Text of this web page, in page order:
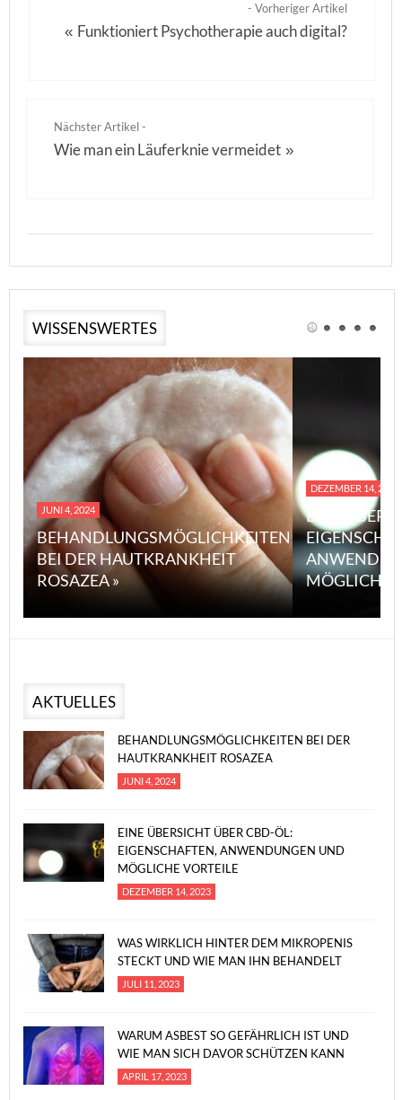
- Vorheriger Artikel
« Funktioniert Psychotherapie auch digital?
Nächster Artikel -
Wie man ein Läuferknie vermeidet »
WISSENSWERTES
JUNI 4, 2024
BEHANDLUNGSMÖGLICHKEITEN
BEI DER HAUTKRANKHEIT
ROSAZEA »
DEZEMBER 14, 2023
EINE
MÖGLICHE
AKTUELLES
BEHANDLUNGSMÖGLICHKEITEN BEI DER
HAUTKRANKHEIT ROSAZEA
JUNI 4, 2024
EINE ÜBERSICHT ÜBER CBD-ÖL:
EIGENSCHAFTEN, ANWENDUNGEN UND
MÖGLICHE VORTEILE
DEZEMBER 14, 2023
WAS WIRKLICH HINTER DEM MIKROPENIS
STECKT UND WIE MAN IHN BEHANDELT
JULI 11, 2023
WARUM ASBEST SO GEFÄHRLICH IST UND
WIE MAN SICH DAVOR SCHÜTZEN KANN
APRIL 17, 2023